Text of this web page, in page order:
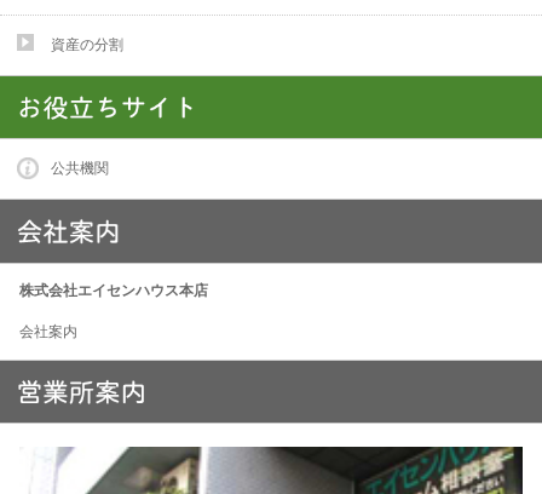
資産の分割
公共機関
株式会社エイセンハウス本店
会社案内